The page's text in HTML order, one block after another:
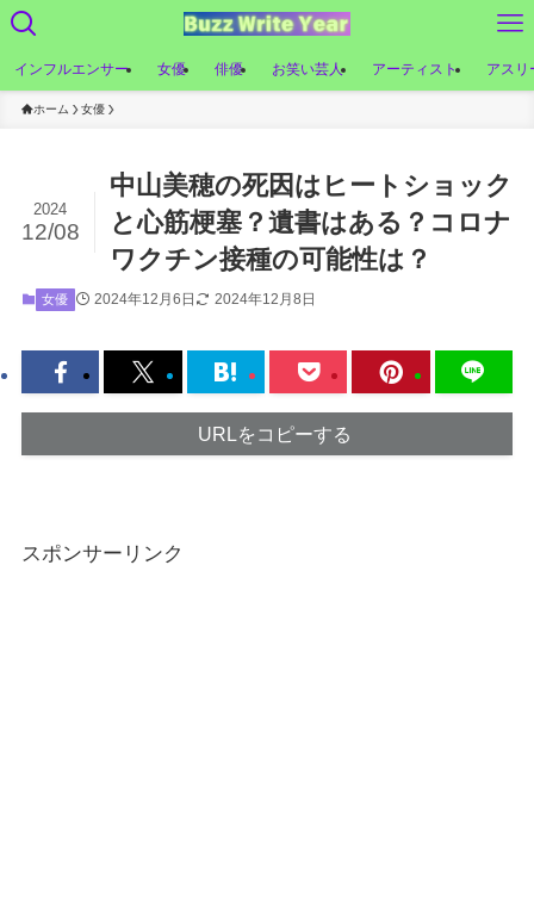
インフルエンサー 女優 俳優 お笑い芸人 アーティスト アスリ
ホーム 女優
中山美穂の死因はヒートショック
と心筋梗塞？遺書はある？コロナ
ワクチン接種の可能性は？
2024
12/08
女優 2024年12月6日 2024年12月8日
URLをコピーする
スポンサーリンク